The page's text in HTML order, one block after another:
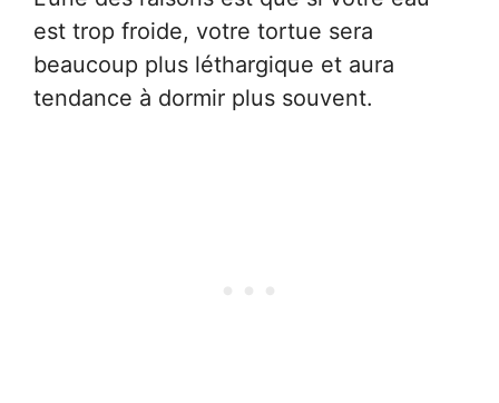
est trop froide, votre tortue sera
beaucoup plus léthargique et aura
tendance à dormir plus souvent.